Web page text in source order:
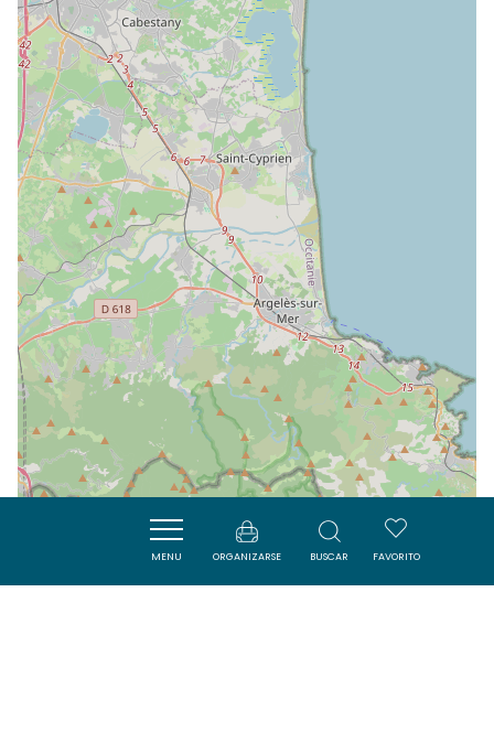
MENU ORGANIZARSE BUSCAR FAVORITO